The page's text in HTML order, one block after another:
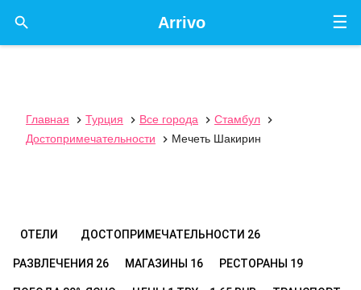
☰
Arrivo

Главная  Турция  Все города  Стамбул

Достопримечательности
 Мечеть Шакирин
ОТЕЛИ ДОСТОПРИМЕЧАТЕЛЬНОСТИ 26
РАЗВЛЕЧЕНИЯ 26 МАГАЗИНЫ 16 РЕСТОРАНЫ 19